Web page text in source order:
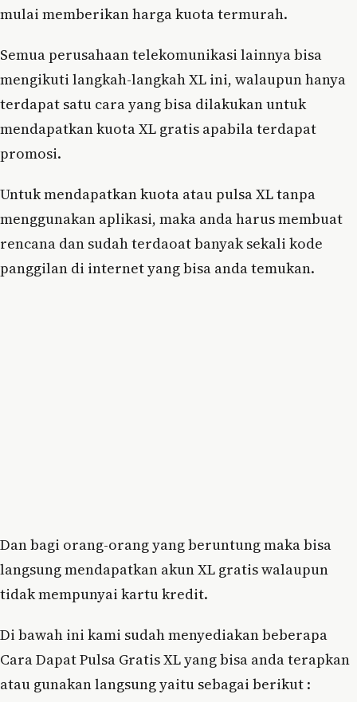
mulai memberikan harga kuota termurah.
Semua perusahaan telekomunikasi lainnya bisa
mengikuti langkah-langkah XL ini, walaupun hanya
terdapat satu cara yang bisa dilakukan untuk
mendapatkan kuota XL gratis apabila terdapat
promosi.
Untuk mendapatkan kuota atau pulsa XL tanpa
menggunakan aplikasi, maka anda harus membuat
rencana dan sudah terdaoat banyak sekali kode
panggilan di internet yang bisa anda temukan.
Dan bagi orang-orang yang beruntung maka bisa
langsung mendapatkan akun XL gratis walaupun
tidak mempunyai kartu kredit.
Di bawah ini kami sudah menyediakan beberapa
Cara Dapat Pulsa Gratis XL yang bisa anda terapkan
atau gunakan langsung yaitu sebagai berikut :